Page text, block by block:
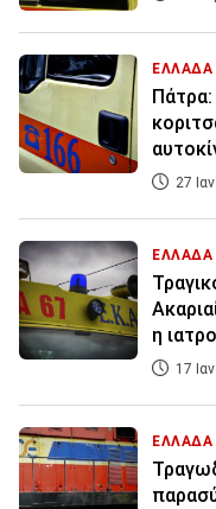
ΕΛΛΑΔΑ
27
ΕΛΛΑΔΑ
η
17
ΕΛΛΑΔΑ